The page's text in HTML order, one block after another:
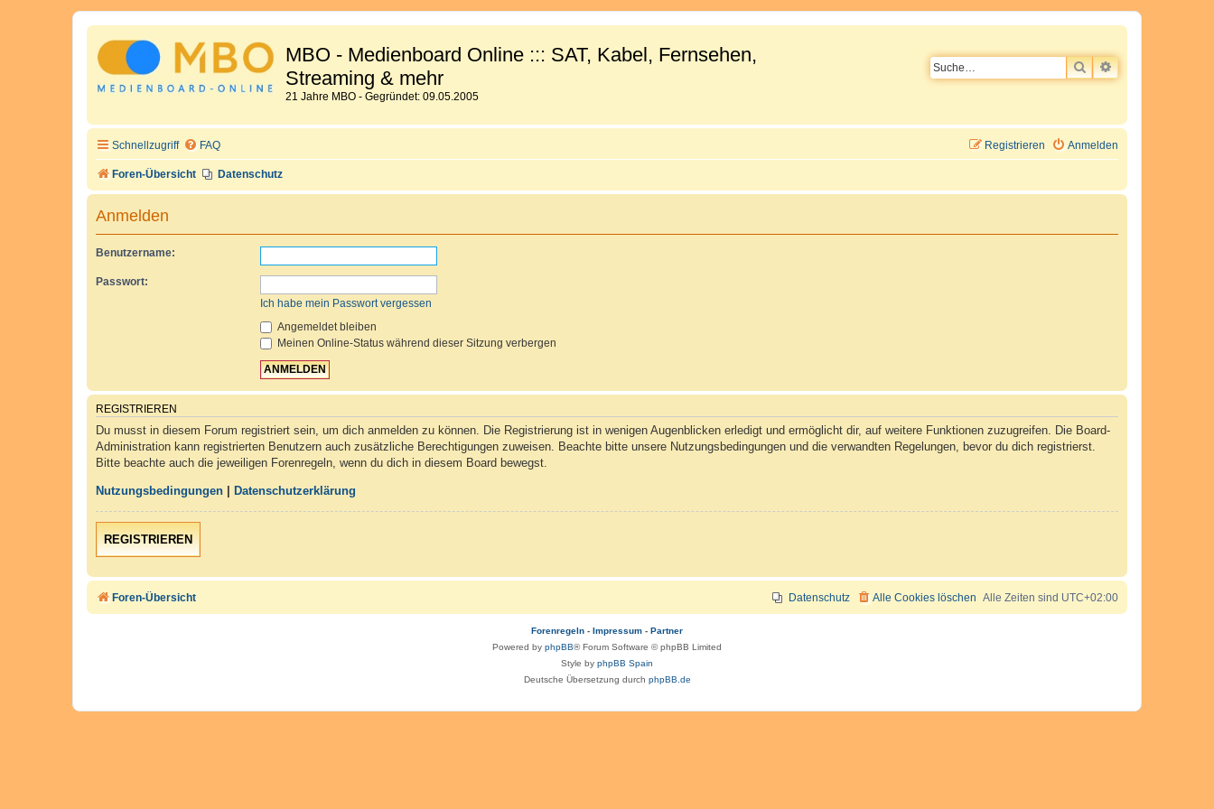
MBO - Medienboard Online ::: SAT, Kabel, Fernsehen,
Streaming & mehr
21 Jahre MBO - Gegründet: 09.05.2005
SUCHEERWEITERTE
Schnellzugriff FAQ Anmelden
Registrieren
Foren-Übersicht Datenschutz
Anmelden
Benutzername:
Passwort:
Ich habe mein Passwort vergessen
Angemeldet bleiben
Meinen Online-Status während dieser Sitzung verbergen
REGISTRIEREN
Du musst in diesem Forum registriert sein, um dich anmelden zu können. Die Registrierung ist in wenigen Augenblicken erledigt und ermöglicht dir, auf weitere Funktionen zuzugreifen. Die Board-
Administration kann registrierten Benutzern auch zusätzliche Berechtigungen zuweisen. Beachte bitte unsere Nutzungsbedingungen und die verwandten Regelungen, bevor du dich registrierst.
Bitte beachte auch die jeweiligen Forenregeln, wenn du dich in diesem Board bewegst.
Nutzungsbedingungen Datenschutzerklärung
REGISTRIEREN
Foren-Übersicht Alle Zeiten sind UTC+02:00
Alle Cookies löschen
Datenschutz
Forenregeln - Impressum - Partner
Powered by phpBB® Forum Software © phpBB Limited
Style by phpBB Spain
Deutsche Übersetzung durch phpBB.de